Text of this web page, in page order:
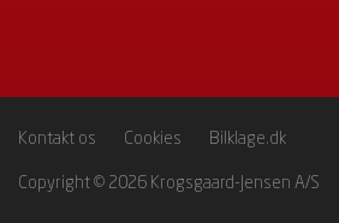
Kontakt os Cookies Bilklage.dk
Copyright © 2026 Krogsgaard-Jensen A/S